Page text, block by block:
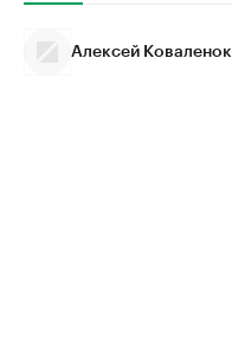
Алексей Коваленок